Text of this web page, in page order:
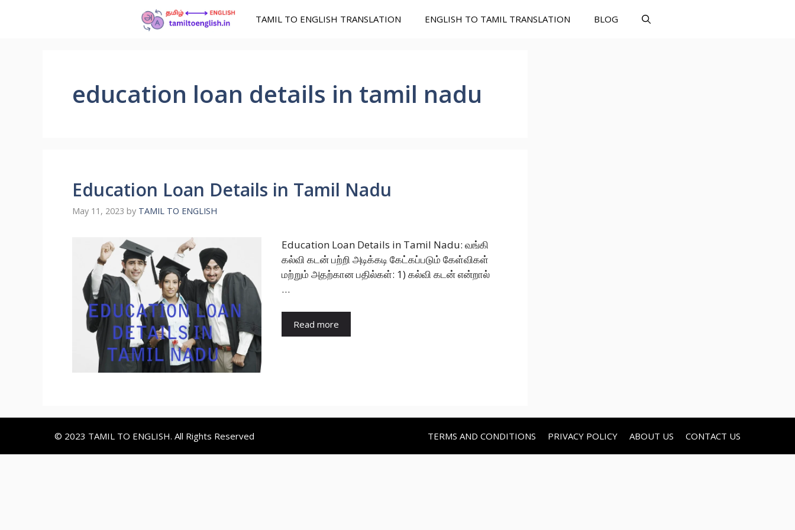
TAMIL TO ENGLISH TRANSLATION ENGLISH TO TAMIL TRANSLATION BLOG
education loan details in tamil nadu
Education Loan Details in Tamil Nadu
May 11, 2023 by TAMIL TO ENGLISH
Education Loan Details in Tamil Nadu: வங்கி
கல்வி கடன் பற்றி அடிக்கடி கேட்கப்படும் கேள்விகள்
மற்றும் அதற்கான பதில்கள்: 1) கல்வி கடன் என்றால்
…
Read more
TERMS AND CONDITIONS PRIVACY POLICY ABOUT US CONTACT US
© 2023 TAMIL TO ENGLISH. All Rights Reserved